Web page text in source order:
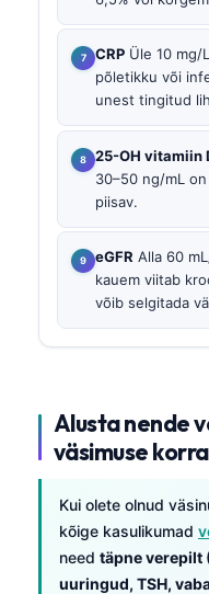
CRP Üle 10 mg/
põletikku või
unest tingitud
25-OH vitamiin
30–50 ng/mL
piisav.
eGFR Alla 60
kauem viitab
võib selgitada
Alusta nende
väsimuse
Kui olete olnud
kõige kasulikumad
need täpne verepilt
uuringud, TSH,